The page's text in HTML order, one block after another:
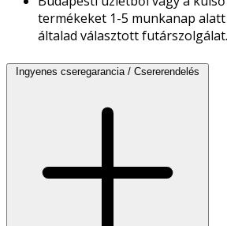
termékeket 1-5 munkanap
általad választott futárszolgálat.
Ingyenes cseregarancia / Csererendelés